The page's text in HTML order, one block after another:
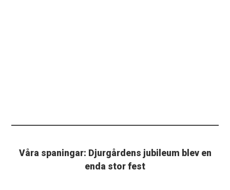
Våra spaningar: Djurgårdens jubileum blev en
enda stor fest